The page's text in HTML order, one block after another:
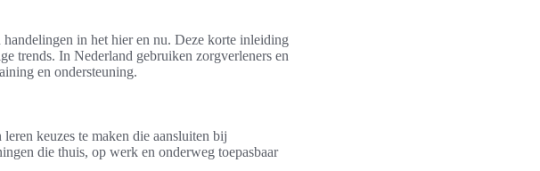
handelingen in het hier en nu. Deze korte inleiding
trends. In Nederland gebruiken zorgverleners en
en ondersteuning.
keuzes te maken die aansluiten bij
die thuis, op werk en onderweg toepasbaar